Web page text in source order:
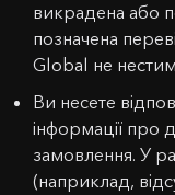
викрадена або
позначена
Global не
Ви несете
інформації про
замовлення. У
(наприклад,